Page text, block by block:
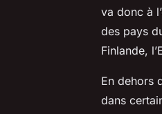
va donc à
des pays
Finlande,
En dehors
dans